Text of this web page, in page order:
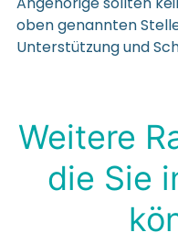
oben genannten
Unterstützung und
Weitere
die Sie